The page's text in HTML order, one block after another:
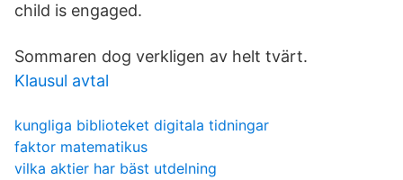
child is engaged.
Sommaren dog verkligen av helt tvärt.
Klausul avtal
kungliga biblioteket digitala tidningar
faktor matematikus
vilka aktier har bäst utdelning